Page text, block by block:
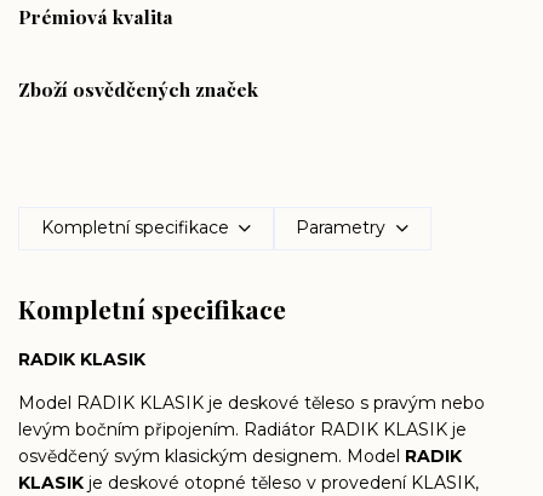
Prémiová kvalita
Zboží osvědčených značek
Kompletní specifikace Parametry
Kompletní specifikace
RADIK KLASIK
Model RADIK KLASIK je deskové těleso s pravým nebo
levým bočním připojením. Radiátor RADIK KLASIK je
osvědčený svým klasickým designem. Model RADIK
KLASIK je deskové otopné těleso v provedení KLASIK,